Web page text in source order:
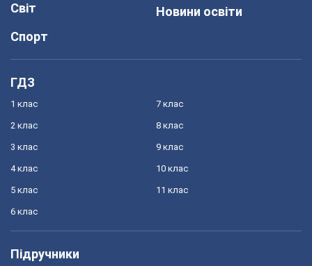
Світ
Спорт
Новини освіти
ГДЗ
1 клас
2 клас
3 клас
4 клас
5 клас
6 клас
7 клас
8 клас
9 клас
10 клас
11 клас
Підручники